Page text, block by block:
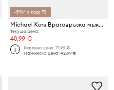
-5%* с код: FS
Michael Kors Вратовръзка мъжка от коприна
Текуща цена:
40,99 €
Редовна цена:71,99 €
Най-ниска цена:42,99 €